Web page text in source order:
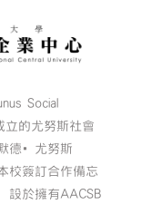
Social
立的尤努斯社會
德•尤努斯
校簽訂合作備忘
設於擁有AACSB